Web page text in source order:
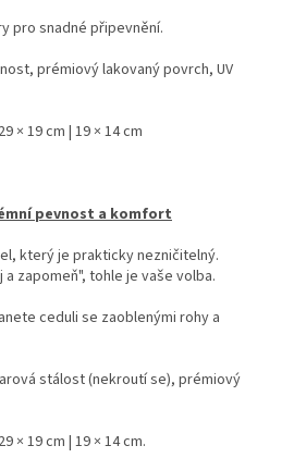
pro snadné připevnění.
prémiový lakovaný povrch, UV
× 19 cm | 19 × 14 cm
pevnost a komfort
který je prakticky nezničitelný.
zapomeň", tohle je vaše volba.
ceduli se zaoblenými rohy a
stálost (nekroutí se), prémiový
× 19 cm | 19 × 14 cm.